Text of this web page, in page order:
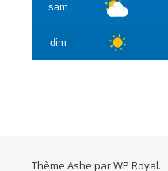
sam
dim
Thème Ashe parWP Royal.